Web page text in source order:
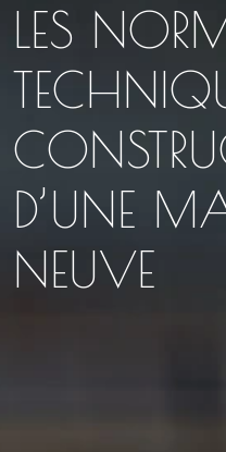
LES
D’UNE
NEUVE